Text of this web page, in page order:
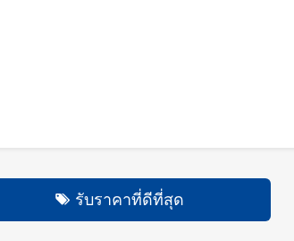
รับราคาที่ดีที่สุด